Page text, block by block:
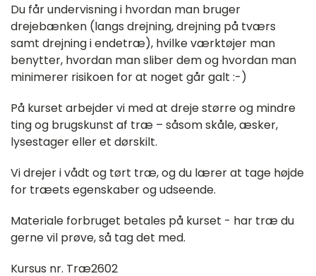
Du får undervisning i hvordan man bruger
drejebænken (langs drejning, drejning på tværs
samt drejning i endetræ), hvilke værktøjer man
benytter, hvordan man sliber dem og hvordan man
minimerer risikoen for at noget går galt :-)
På kurset arbejder vi med at dreje større og mindre
ting og brugskunst af træ – såsom skåle, æsker,
lysestager eller et dørskilt.
Vi drejer i vådt og tørt træ, og du lærer at tage højde
for træets egenskaber og udseende.
Materiale forbruget betales på kurset - har træ du
gerne vil prøve, så tag det med.
Kursus nr. Træ2602